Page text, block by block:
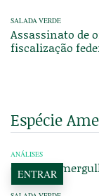
SALADA VERDE
Assassinato de
fiscalização
Espécie
ANÁLISES
O último
ENTRAR